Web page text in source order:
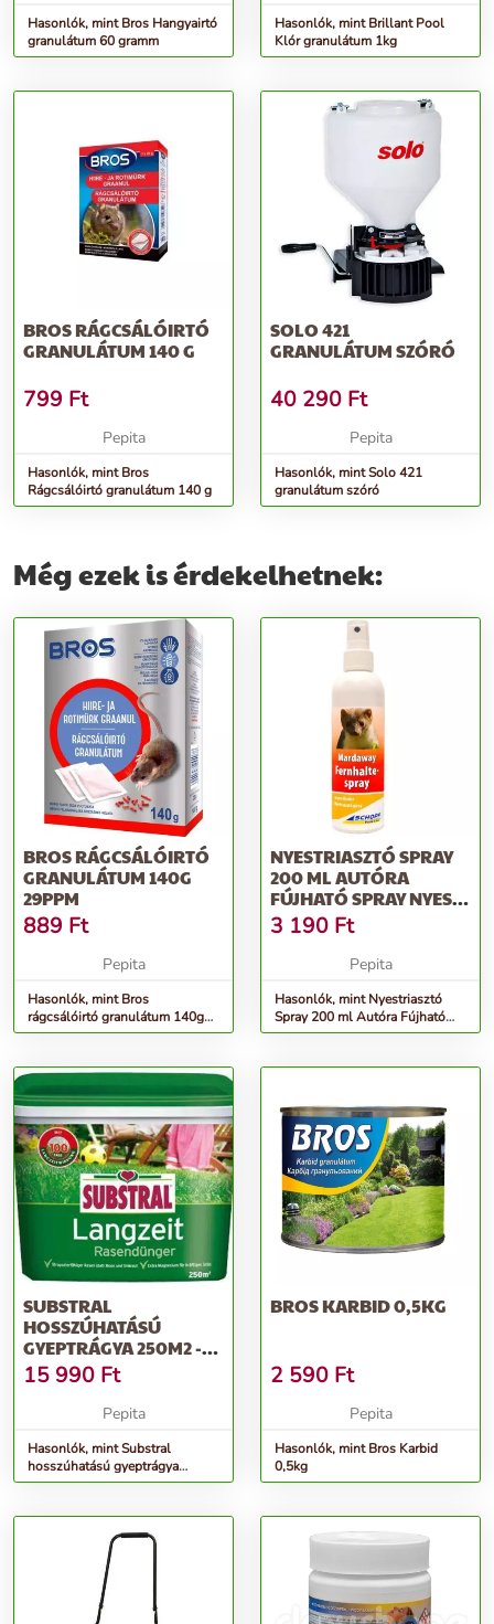
Hasonlók, mint Bros Hangyairtó
granulátum 60 gramm
Hasonlók, mint Brillant Pool
Klór granulátum 1kg
BROS RÁGCSÁLÓIRTÓ
GRANULÁTUM 140 G
799 Ft
Pepita
Hasonlók, mint Bros
Rágcsálóirtó granulátum 140 g
SOLO 421
GRANULÁTUM SZÓRÓ
40 290 Ft
Pepita
Hasonlók, mint Solo 421
granulátum szóró
Még ezek is érdekelhetnek:
BROS RÁGCSÁLÓIRTÓ
GRANULÁTUM 140G
29PPM
889 Ft
Pepita
Hasonlók, mint Bros
rágcsálóirtó granulátum 140g
29ppm
NYESTRIASZTÓ SPRAY
200 ML AUTÓRA
FÚJHATÓ SPRAY NYEST
ELLEN - 20160106 -
3 190 Ft
Pepita
Hasonlók, mint Nyestriasztó
Spray 200 ml Autóra Fújható
Spray Nyest Ellen - 20160106 -
SUBSTRAL
HOSSZÚHATÁSÚ
GYEPTRÁGYA 250M2 -
5KG (KÉSZLET
EREJÉIG!)
15 990 Ft
Pepita
Hasonlók, mint Substral
hosszúhatású gyeptrágya
250m2 - 5kg (készlet erejéig!)
BROS KARBID 0,5KG
2 590 Ft
Pepita
Hasonlók, mint Bros Karbid
0,5kg